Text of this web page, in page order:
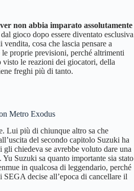
non abbia imparato assolutamente
gioco dopo essere diventato esclusiva
cosa che lascia pensare a
proprie previsioni, perché altrimenti
visto le reazioni dei giocatori, della
freghi più di tanto.
Metro Exodus
Lui più di chiunque altro sa che
del secondo capitolo Suzuki ha
chiedeva se avrebbe voluto dare una
Suzuki sa quanto importante sia stato
in qualcosa di leggendario, perché
decise all’epoca di cancellare il